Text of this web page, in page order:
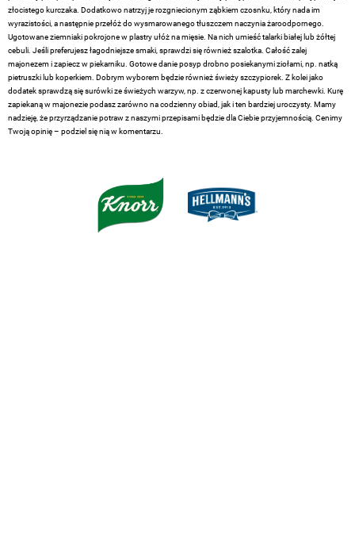
złocistego kurczaka. Dodatkowo natrzyj je rozgniecionym ząbkiem czosnku, który nada im
wyrazistości, a następnie przełóż do wysmarowanego tłuszczem naczynia żaroodpornego.
Ugotowane ziemniaki pokrojone w plastry ułóż na mięsie. Na nich umieść talarki białej lub żółtej
cebuli. Jeśli preferujesz łagodniejsze smaki, sprawdzi się również szalotka. Całość zalej
majonezem i zapiecz w piekarniku. Gotowe danie posyp drobno posiekanymi ziołami, np. natką
pietruszki lub koperkiem. Dobrym wyborem będzie również świeży szczypiorek. Z kolei jako
dodatek sprawdzą się surówki ze świeżych warzyw, np. z czerwonej kapusty lub marchewki. Kurę
zapiekaną w majonezie podasz zarówno na codzienny obiad, jak i ten bardziej uroczysty. Mamy
nadzieję, że przyrządzanie potraw z naszymi przepisami będzie dla Ciebie przyjemnością. Cenimy
Twoją opinię – podziel się nią w komentarzu.